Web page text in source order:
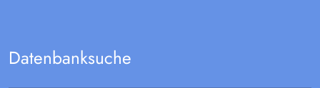
Datenbanksuche